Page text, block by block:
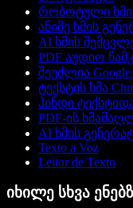
რობოტული
ანიმე ხმის
AI ხმის
PDF აუდიო
შეუძლია Google
ტექსტის ხმა
ჰინდი
PDF-ის
AI ხმის
Texto a Voz
Leitor de Texto
იხილე სხვა